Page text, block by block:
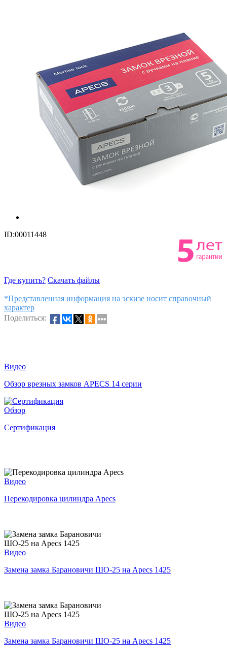
ID:00011448
Где купить? Скачать файлы
*Представленная информация на эскизе носит справочный
характер
Поделиться:
Видео
Обзор врезных замков APECS 14 серии
Обзор
Сертификация
Видео
Перекодировка цилиндра Apecs
Видео
Замена замка Барановичи ШО-25 на Apecs 1425
Видео
Замена замка Барановичи ШО-25 на Apecs 1425